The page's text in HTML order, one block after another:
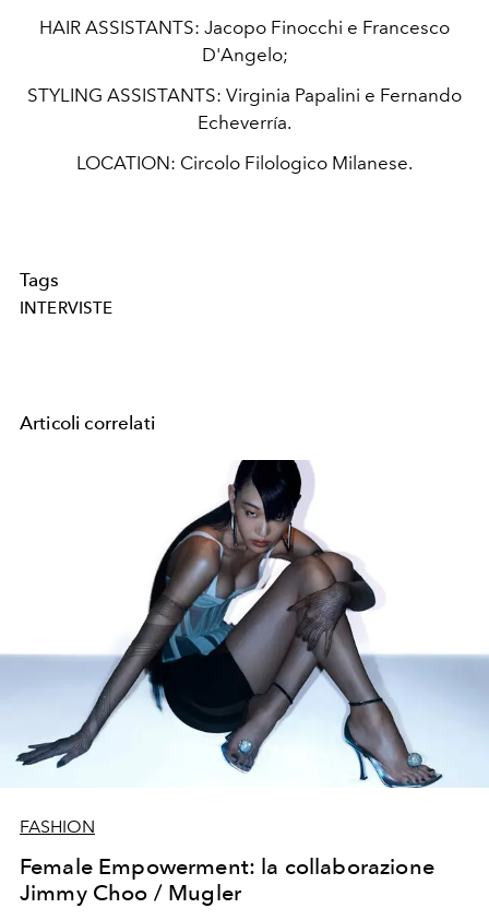
HAIR ASSISTANTS: Jacopo Finocchi e Francesco
D'Angelo;
STYLING ASSISTANTS: Virginia Papalini e Fernando
Echeverría.
LOCATION: Circolo Filologico Milanese.
Tags
INTERVISTE
Articoli correlati
FASHION
Female Empowerment: la collaborazione
Jimmy Choo / Mugler